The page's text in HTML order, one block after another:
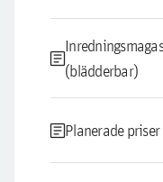
article(blädderbar)
articlePlanerade